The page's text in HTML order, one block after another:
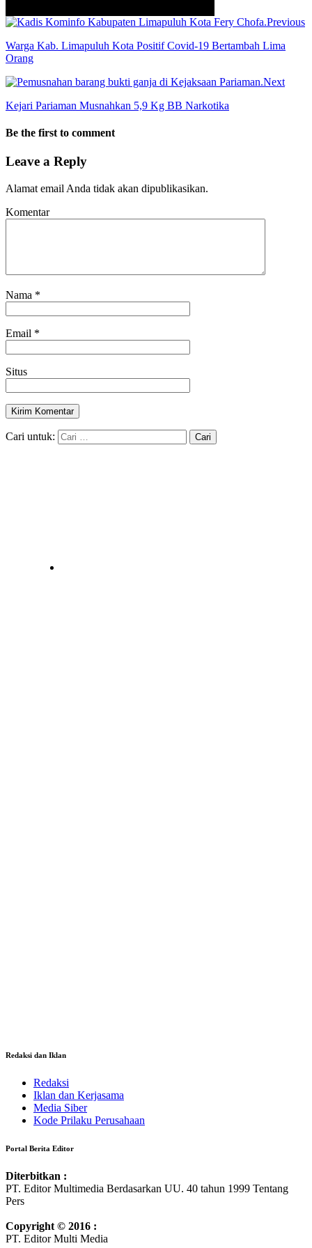
Previous
Warga Kab. Limapuluh Kota Positif Covid-19 Bertambah Lima
Orang
Next
Kejari Pariaman Musnahkan 5,9 Kg BB Narkotika
Be the first to comment
Leave a Reply
Alamat email Anda tidak akan dipublikasikan.
Komentar
Nama *
Email *
Situs
Cari untuk:
Redaksi dan Iklan
Redaksi
Iklan dan Kerjasama
Media Siber
Kode Prilaku Perusahaan
Portal Berita Editor
Diterbitkan :
PT. Editor Multimedia Berdasarkan UU. 40 tahun 1999 Tentang
Pers
Copyright © 2016 :
PT. Editor Multi Media